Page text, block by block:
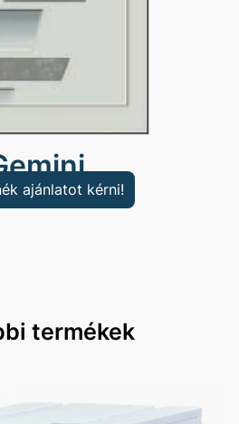
ajánlatot kérni!
termékek